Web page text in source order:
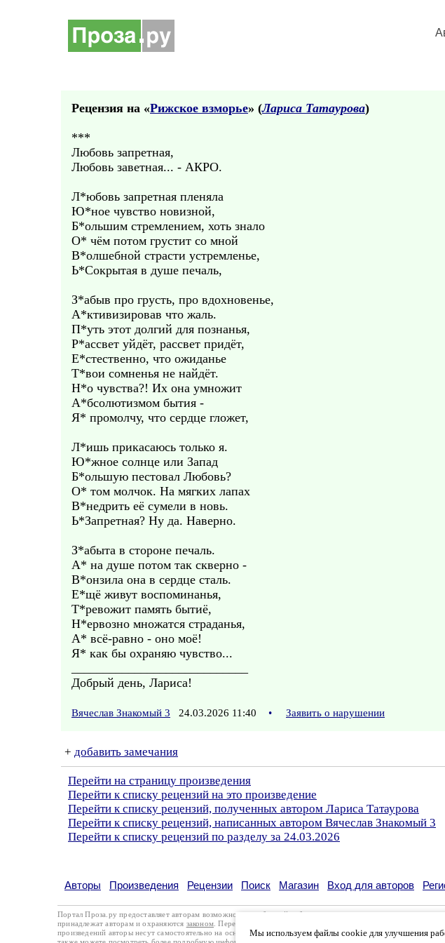
Рецензия на «Рижское взморье» (Лариса Татаурова)
***
Любовь запретная,
Любовь заветная... - АКРО.
Л*юбовь запретная пленяла
Ю*ное чувство новизной,
Б*ольшим стремлением, хоть знало
О* чём потом грустит со мной
В*олшебной страсти устремленье,
Ь*Сокрытая в душе печаль,
З*абыв про грусть, про вдохновенье,
А*ктивизировав что жаль.
П*уть этот долгий для познанья,
Р*ассвет уйдёт, рассвет придёт,
Е*стественно, что ожиданье
Т*вои сомненья не найдёт.
Н*о чувства?! Их она умножит
А*бсолютизмом бытия -
Я* промолчу, что сердце гложет,
Л*ишь прикасаюсь только я.
Ю*жное солнце или Запад
Б*ольшую пестовал Любовь?
О* том молчок. На мягких лапах
В*недрить её сумели в новь.
Ь*Запретная? Ну да. Наверно.
З*абыта в стороне печаль.
А* на душе потом так скверно -
В*онзила она в сердце сталь.
Е*щё живут воспоминанья,
Т*ревожит память бытиё,
Н*ервозно множатся страданья,
А* всё-равно - оно моё!
Я* как бы охраняю чувство...
Добрый день, Лариса!
Вячеслав Знакомый 3 24.03.2026 11:40 • Заявить о нарушении
+ добавить замечания
Перейти на страницу произведения
Перейти к списку рецензий на это произведение
Перейти к списку рецензий, полученных автором Лариса Татаурова
Перейти к списку рецензий, написанных автором Вячеслав Знакомый 3
Перейти к списку рецензий по разделу за 24.03.2026
Мы используем файлы cookie для улучшения
Авторы Произведения Рецензии Поиск Магазин Вход для авторов
Портал Проза.ру предоставляет авторам возможность свободной публикации своих литературных
принадлежат авторам и охраняются законом . Перепечатка произведений возможна только с согласия его
произведений авторы несут самостоятельно на основанииправил публикациии российского